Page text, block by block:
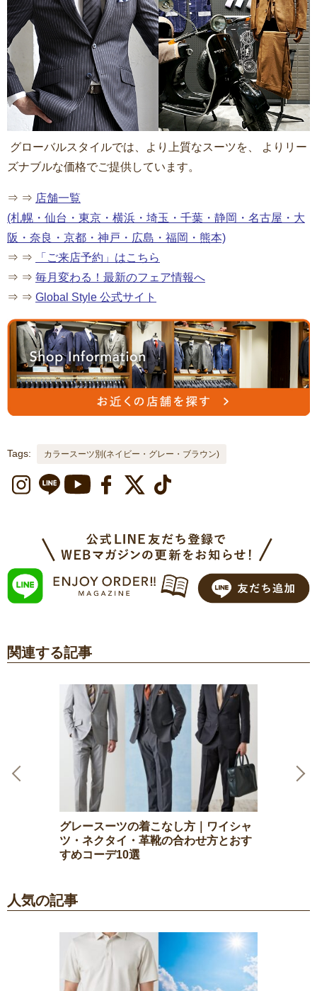
グローバルスタイルでは、より上質なスーツを、 よりリー
ズナブルな価格でご提供しています。
⇒ ⇒ 店舗一覧
(札幌・仙台・東京・横浜・埼玉・千葉・静岡・名古屋・大
阪・奈良・京都・神戸・広島・福岡・熊本)
⇒ ⇒
「ご来店予約」はこちら
⇒ ⇒ 毎月変わる ！ 最新のフェア情報へ
⇒ ⇒ Global Style 公式サイト
Tags: カラースーツ別(ネイビー・グレー・ブラウン)
関連する記事
Previous
グレースーツの着こなし方｜ワイシャ
ツ・ネクタイ・革靴の合わせ方とおす
すめコーデ10選
Next
人気の記事